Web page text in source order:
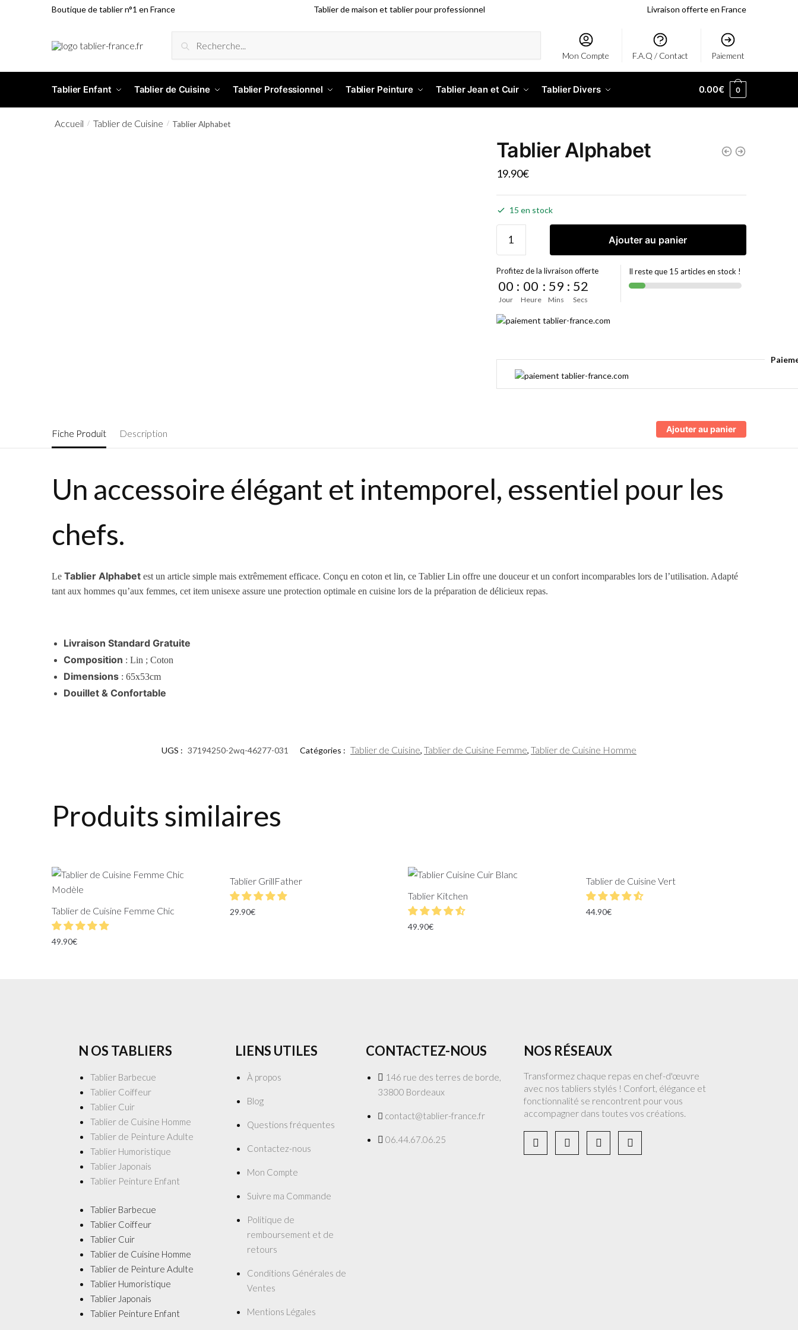
Boutique de tablier n°1 en France Tablier de maison et tablier pour professionnel Livraison offerte en France
RECHERCHE Mon Compte F.A.Q / Contact Paiement
Tablier Enfant Tablier de Cuisine Tablier Professionnel Tablier Peinture Tablier Jean et Cuir Tablier Divers 0.00€ 0
Accueil / Tablier de Cuisine / Tablier Alphabet
Tablier Alphabet
19.90€
15 en stock
Ajouter au panier
Profitez de la livraison offerte
00
Jour
: 00
Heure
: 59
Mins
: 52
Secs
Il reste que 15 articles en stock !
Fiche Produit Description Ajouter au panier
Un accessoire élégant et intemporel, essentiel pour les
chefs.
LeTablier Alphabet est un article simple mais extrêmement efficace. Conçu en coton et lin, ce Tablier Lin offre une douceur et un confort incomparables lors de l’utilisation. Adapté
tant aux hommes qu’aux femmes, cet item unisexe assure une protection optimale en cuisine lors de la préparation de délicieux repas.
Livraison Standard Gratuite
Composition : Lin ; Coton
Dimensions : 65x53cm
Douillet & Confortable
UGS : 37194250-2wq-46277-031 Catégories : Tablier de Cuisine, Tablier de Cuisine Femme, Tablier de Cuisine Homme
Produits similaires
Tablier de Cuisine Femme Chic
49.90€
Tablier GrillFather
29.90€
Tablier Kitchen
49.90€
Tablier de Cuisine Vert
44.90€
N OS TABLIERS
Tablier Barbecue
Tablier Coiffeur
Tablier Cuir
Tablier de Cuisine Homme
Tablier de Peinture Adulte
Tablier Humoristique
Tablier Japonais
Tablier Peinture Enfant
Tablier Barbecue
Tablier Coiffeur
Tablier Cuir
Tablier de Cuisine Homme
Tablier de Peinture Adulte
Tablier Humoristique
Tablier Japonais
Tablier Peinture Enfant
LIENS UTILES
À propos
Blog
Questions fréquentes
Contactez-nous
Mon Compte
Suivre ma Commande
Politique de
remboursement et de
retours
Conditions Générales de
Ventes
Mentions Légales
CONTACTEZ-NOUS
146 rue des terres de borde,
33800 Bordeaux
contact@tablier-france.fr
06.44.67.06.25
NOS RÉSEAUX
Transformez chaque repas en chef-d'œuvre
avec nos tabliers stylés ! Confort, élégance et
fonctionnalité se rencontrent pour vous
accompagner dans toutes vos créations.